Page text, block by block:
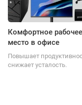
Комфортное рабочее
место в офисе
Повышает
снижает усталость.